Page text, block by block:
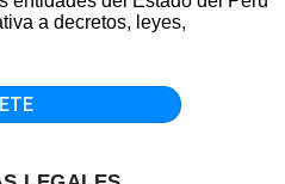
a decretos, leyes,